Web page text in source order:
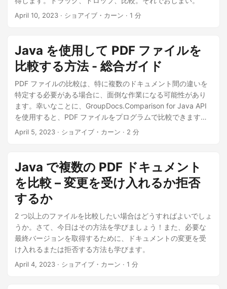
April 10, 2023 · ショアイブ・カーン · 1 分
Java を使用して PDF ファイルを
比較する方法 - 総合ガイド
PDF ファイルの比較は、特に複数のドキュメント間の違いを
特定する必要がある場合に、面倒な作業になる可能性があり
ます。幸いなことに、GroupDocs.Comparison for Java API
を使用すると、PDF ファイルをプログラムで比較できます。
この記事では、パスワードで保護された PDF の処理方法な
ルを比較する方法と、識別された変更を受け入れるか拒否す
るかについても説明します。
April 5, 2023 · ショアイブ・カーン · 2 分
Java で複数の PDF ドキュメント
を比較 – 変更を受け入れるか拒否
するか
2 つ以上のファイルを比較したい場合はどうすればよいでしょ
うか。さて、今日はその方法を学びましょう！また、必要な
最終バージョンを取得するために、ドキュメントの変更を受
け入れるまたは拒否する方法も学びます。
April 4, 2023 · ショアイブ・カーン · 1 分